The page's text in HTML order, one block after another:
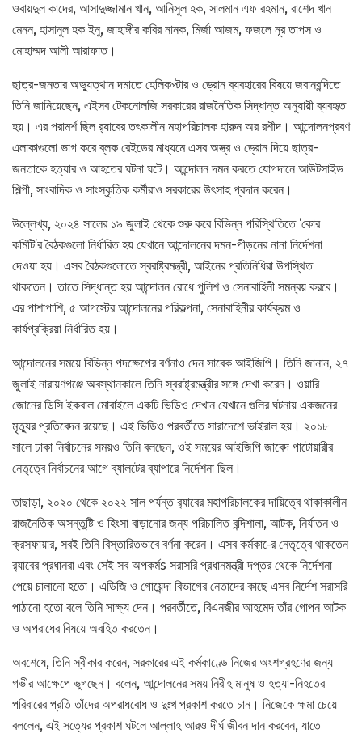
ওবায়দুল কাদের, আসাদুজ্জামান খান, আনিসুল হক, সালমান এফ রহমান, রাশেদ খান
মেনন, হাসানুল হক ইনু, জাহাঙ্গীর কবির নানক, মির্জা আজম, ফজলে নূর তাপস ও
মোহাম্মদ আলী আরাফাত।
ছাত্র-জনতার অভ্যুত্থান দমাতে হেলিকপ্টার ও ড্রোন ব্যবহারের বিষয়ে জবানবন্দিতে
তিনি জানিয়েছেন, এইসব টেকনোলজি সরকারের রাজনৈতিক সিদ্ধান্ত অনুযায়ী ব্যবহৃত
হয়। এর পরামর্শ ছিল র‌্যাবের তৎকালীন মহাপরিচালক হারুন অর রশীদ। আন্দোলনপ্রবণ
এলাকাগুলো ভাগ করে ব্লক রেইডের মাধ্যমে এসব অস্ত্র ও ড্রোন দিয়ে ছাত্র-
জনতাকে হত্যার ও আহতের ঘটনা ঘটে। আন্দোলন দমন করতে যোগদানে আউটসাইড
শিল্পী, সাংবাদিক ও সাংস্কৃতিক কর্মীরাও সরকারের উৎসাহ প্রদান করেন।
উল্লেখ্য, ২০২৪ সালের ১৯ জুলাই থেকে শুরু করে বিভিন্ন পরিস্থিতিতে ‘কোর
কমিটি’র বৈঠকগুলো নির্ধারিত হয় যেখানে আন্দোলনের দমন-পীড়নের নানা নির্দেশনা
দেওয়া হয়। এসব বৈঠকগুলোতে স্বরাষ্ট্রমন্ত্রী, আইনের প্রতিনিধিরা উপস্থিত
থাকতেন। তাতে সিদ্ধান্ত হয় আন্দোলন রোধে পুলিশ ও সেনাবাহিনী সমন্বয় করবে।
এর পাশাপাশি, ৫ আগস্টের আন্দোলনের পরিকল্পনা, সেনাবাহিনীর কার্যক্রম ও
কার্যপ্রক্রিয়া নির্ধারিত হয়।
আন্দোলনের সময়ে বিভিন্ন পদক্ষেপের বর্ণনাও দেন সাবেক আইজিপি। তিনি জানান, ২৭
জুলাই নারায়ণগঞ্জে অবস্থানকালে তিনি স্বরাষ্ট্রমন্ত্রীর সঙ্গে দেখা করেন। ওয়ারি
জোনের ডিসি ইকবাল মোবাইলে একটি ভিডিও দেখান যেখানে গুলির ঘটনায় একজনের
মৃত্যুর প্রতিবেদন রয়েছে। এই ভিডিও পরবর্তীতে সারাদেশে ভাইরাল হয়। ২০১৮
সালে ঢাকা নির্বাচনের সময়ও তিনি বলছেন, ওই সময়ের আইজিপি জাবেদ পাটোয়ারীর
নেতৃত্বে নির্বাচনের আগে ব্যালটের ব্যাপারে নির্দেশনা ছিল।
তাছাড়া, ২০২০ থেকে ২০২২ সাল পর্যন্ত র‌্যাবের মহাপরিচালকের দায়িত্বে থাকাকালীন
রাজনৈতিক অসন্তুষ্টি ও হিংসা বাড়ানোর জন্য পরিচালিত বন্দিশালা, আটক, নির্যাতন ও
ক্রসফায়ার, সবই তিনি বিস্তারিতভাবে বর্ণনা করেন। এসব কর্মকা-ের নেতৃত্বে থাকতেন
র‌্যাবের প্রধানরা এবং সেই সব অপকর্মs সরাসরি প্রধানমন্ত্রী দপ্তর থেকে নির্দেশনা
পেয়ে চালানো হতো। এডিজি ও গোয়েন্দা বিভাগের নেতাদের কাছে এসব নির্দেশ সরাসরি
পাঠানো হতো বলে তিনি সাক্ষ্য দেন। পরবর্তীতে, বিএনজীর আহমেদ তাঁর গোপন আটক
ও অপরাধের বিষয়ে অবহিত করতেন।
অবশেষে, তিনি স্বীকার করেন, সরকারের এই কর্মকাণ্ডে নিজের অংশগ্রহণের জন্য
গভীর আক্ষেপে ভুগছেন। বলেন, আন্দোলনের সময় নিরীহ মানুষ ও হত্যা-নিহতের
পরিবারের প্রতি তাঁদের অপরাধবোধ ও দুঃখ প্রকাশ করতে চান। নিজেকে ক্ষমা চেয়ে
বললেন, এই সত্যের প্রকাশ ঘটলে আল্লাহ আরও দীর্ঘ জীবন দান করবেন, যাতে